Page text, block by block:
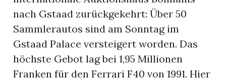
nach Gstaad zurückgekehrt: Über 50
Sammlerautos sind am Sonntag im
Gstaad Palace versteigert worden. Das
höchste Gebot lag bei 1,95 Millionen
Franken für den Ferrari F40 von 1991. Hier